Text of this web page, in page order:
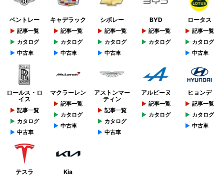
ベントレー
記事一覧
カタログ
中古車
キャデラック
記事一覧
カタログ
中古車
シボレー
記事一覧
カタログ
中古車
BYD
記事一覧
カタログ
ロータス
記事一覧
カタログ
中古車
ロールス・ロ
イス
記事一覧
カタログ
中古車
マクラーレン
記事一覧
カタログ
中古車
アストンマー
ティン
記事一覧
カタログ
中古車
アルピーヌ
記事一覧
カタログ
ヒョンデ
記事一覧
カタログ
中古車
テスラ Kia